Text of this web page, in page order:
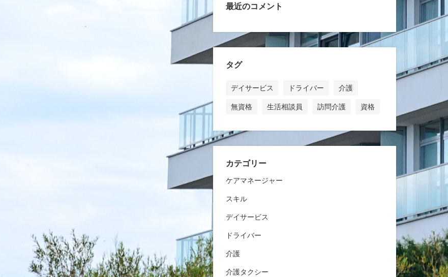
最近のコメント
タグ
デイサービス ドライバー
介護
無資格
生活相談員 訪問介護 資格
カテゴリー
ケアマネージャー
スキル
デイサービス
ドライバー
介護
介護タクシー